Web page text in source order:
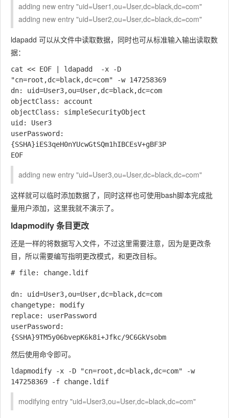
adding new entry "uid=User1,ou=User,dc=black,dc=com"
adding new entry "uid=User2,ou=User,dc=black,dc=com"
ldapadd 可以从文件中读取数据，同时也可从标准输入输出读取数
据：
cat << EOF | ldapadd  -x -D
"cn=root,dc=black,dc=com" -w 147258369
dn: uid=User3,ou=User,dc=black,dc=com
objectClass: account
objectClass: simpleSecurityObject
uid: User3
userPassword:
{SSHA}iES3qeH0nYUcwGtSQm1hIBCEsV+gBF3P
adding new entry "uid=User3,ou=User,dc=black,dc=com"
这样就可以临时添加数据了，同时这样也可使用bash脚本完成批
量用户添加，这里我就不演示了。
ldapmodify 条目更改
还是一样的将数据写入文件，不过这里需要注意，因为是更改条
目，所以需要编写指明更改模式，和更改目标。
# file: change.ldif
dn: uid=User3,ou=User,dc=black,dc=com
changetype: modify
replace: userPassword
userPassword:
然后使用命令即可。
ldapmodify -x -D "cn=root,dc=black,dc=com" -w
modifying entry "uid=User3,ou=User,dc=black,dc=com"